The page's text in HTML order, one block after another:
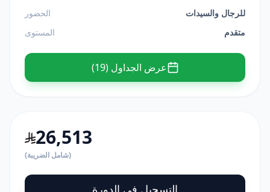
للرجال والسيدات
الحضور
متقدم
المستوى
عرض الجداول (19)
26,513
(شامل الضريبة)
التسجيل في الدورة